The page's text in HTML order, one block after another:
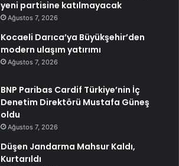
yeni partisine katılmayacak
Ağustos 7, 2026
Kocaeli Darıca’ya Büyükşehir’den
modern ulaşım yatırımı
Ağustos 7, 2026
BNP Paribas Cardif Türkiye’nin İç
Denetim Direktörü Mustafa Güneş
oldu
Ağustos 7, 2026
Düşen Jandarma Mahsur Kaldı,
Kurtarıldı